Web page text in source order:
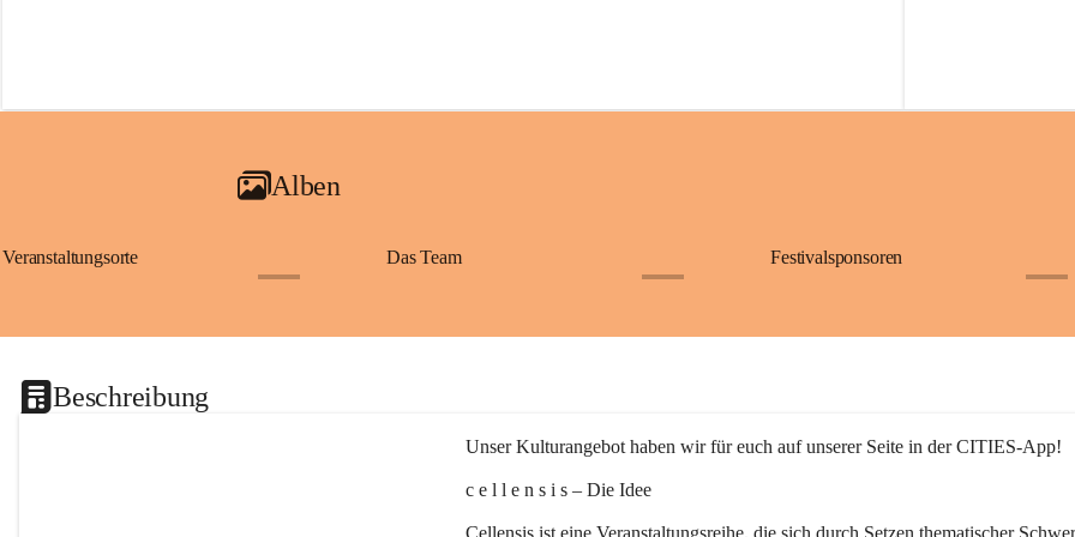
Alben
Veranstaltungsorte Das Team Festivalsponsoren
Beschreibung
Unser Kulturangebot haben wir für euch auf unserer Seite in der CITIES-App!
c e l l e n s i s – Die Idee
Cellensis ist eine Veranstaltungsreihe, die sich durch Setzen thematischer